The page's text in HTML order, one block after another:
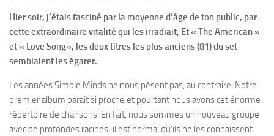
Hier soir, j’étais fasciné par la moyenne d’âge de ton public, par
cette extraordinaire vitalité qui les irradiait, Et « The American »
et « Love Song», les deux titres les plus anciens (81) du set
semblaient les égarer.
Les années Simple Minds ne nous pèsent pas, au contraire. Notre
premier album paraît si proche et pourtant nous avons cet énorme
répertoire de chansons. En fait, nous sommes un nouveau groupe
avec de profondes racines; il est normal qu’ils ne les connaissent